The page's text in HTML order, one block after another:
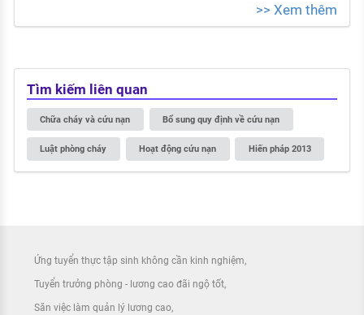
>> Xem thêm
Tìm kiếm liên quan
Chữa cháy và cứu nạn Bổ sung quy định về cứu nạn
Luật phòng cháy Hoạt động cứu nạn Hiến pháp 2013
Ứng tuyển thực tập sinh không cần kinh nghiệm
Tuyển trưởng phòng - lương cao đãi ngộ tốt
Săn việc làm quản lý lương cao